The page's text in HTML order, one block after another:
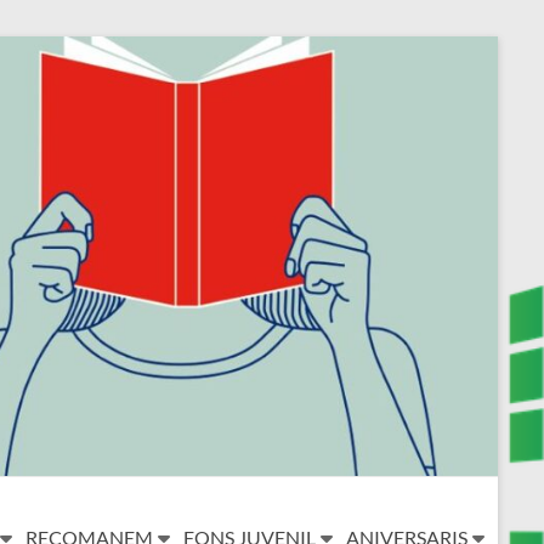
RECOMANEM FONS JUVENIL ANIVERSARIS